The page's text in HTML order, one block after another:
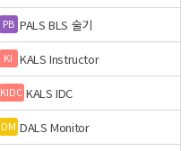
PB PALS BLS 술기
KI KALS Instructor
KIDC KALS IDC
DM DALS Monitor